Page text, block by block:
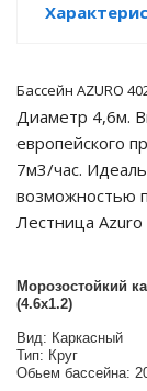
для газовых и
отопления
питания
и среднего офиса
Бассейн AZURO
Диаметр 4,6м.
европейского
7м3/час.
возможностью
Лестница Azuro
Морозостойкий
(4.6x1.2)
Вид: Каркасный
Тип: Круг
Обьем бассейна: